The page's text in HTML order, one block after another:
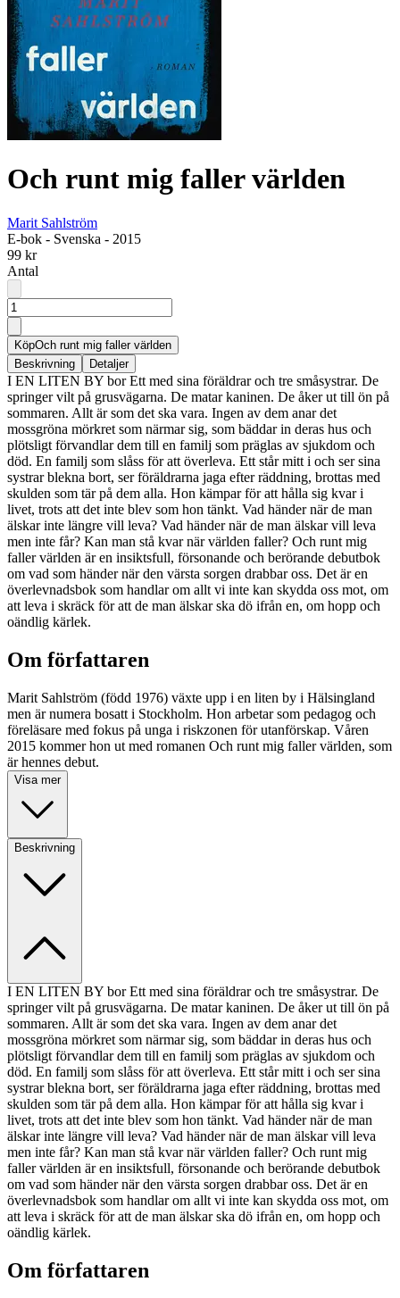
Och runt mig faller världen
Marit Sahlström
E-bok - Svenska - 2015
99 kr
Antal
KöpOch runt mig faller världen
Beskrivning
Detaljer
I EN LITEN BY bor Ett med sina föräldrar och tre småsystrar. De
springer vilt på grusvägarna. De matar kaninen. De åker ut till ön på
sommaren. Allt är som det ska vara. Ingen av dem anar det
mossgröna mörkret som närmar sig, som bäddar in deras hus och
plötsligt förvandlar dem till en familj som präglas av sjukdom och
död. En familj som slåss för att överleva. Ett står mitt i och ser sina
systrar blekna bort, ser föräldrarna jaga efter räddning, brottas med
skulden som tär på dem alla. Hon kämpar för att hålla sig kvar i
livet, trots att det inte blev som hon tänkt. Vad händer när de man
älskar inte längre vill leva? Vad händer när de man älskar vill leva
men inte får? Kan man stå kvar när världen faller? Och runt mig
faller världen är en insiktsfull, försonande och berörande debutbok
om vad som händer när den värsta sorgen drabbar oss. Det är en
överlevnadsbok som handlar om allt vi inte kan skydda oss mot, om
att leva i skräck för att de man älskar ska dö ifrån en, om hopp och
oändlig kärlek.
Om författaren
Marit Sahlström (född 1976) växte upp i en liten by i Hälsingland
men är numera bosatt i Stockholm. Hon arbetar som pedagog och
föreläsare med fokus på unga i riskzonen för utanförskap. Våren
2015 kommer hon ut med romanen Och runt mig faller världen, som
är hennes debut.
Visa mer
Beskrivning
I EN LITEN BY bor Ett med sina föräldrar och tre småsystrar. De
springer vilt på grusvägarna. De matar kaninen. De åker ut till ön på
sommaren. Allt är som det ska vara. Ingen av dem anar det
mossgröna mörkret som närmar sig, som bäddar in deras hus och
plötsligt förvandlar dem till en familj som präglas av sjukdom och
död. En familj som slåss för att överleva. Ett står mitt i och ser sina
systrar blekna bort, ser föräldrarna jaga efter räddning, brottas med
skulden som tär på dem alla. Hon kämpar för att hålla sig kvar i
livet, trots att det inte blev som hon tänkt. Vad händer när de man
älskar inte längre vill leva? Vad händer när de man älskar vill leva
men inte får? Kan man stå kvar när världen faller? Och runt mig
faller världen är en insiktsfull, försonande och berörande debutbok
om vad som händer när den värsta sorgen drabbar oss. Det är en
överlevnadsbok som handlar om allt vi inte kan skydda oss mot, om
att leva i skräck för att de man älskar ska dö ifrån en, om hopp och
oändlig kärlek.
Om författaren